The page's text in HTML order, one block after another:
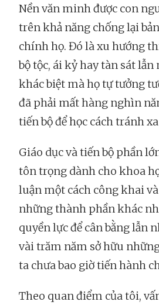
Nền văn minh được con
trên khả năng chống lại
chính họ. Đó là xu hướng
bộ tộc, ái kỷ hay tàn sát
khác biệt mà họ tự tưởng
đã phải mất hàng nghìn
tiến bộ để học cách tránh
Giáo dục và tiến bộ phần
tôn trọng dành cho khoa
luận một cách công khai
những thành phần khác
quyền lực để cân bằng lẫn
vài trăm năm sở hữu
ta chưa bao giờ tiến hành
Theo quan điểm của tôi,